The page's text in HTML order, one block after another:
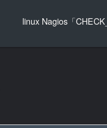
linux Nagios「